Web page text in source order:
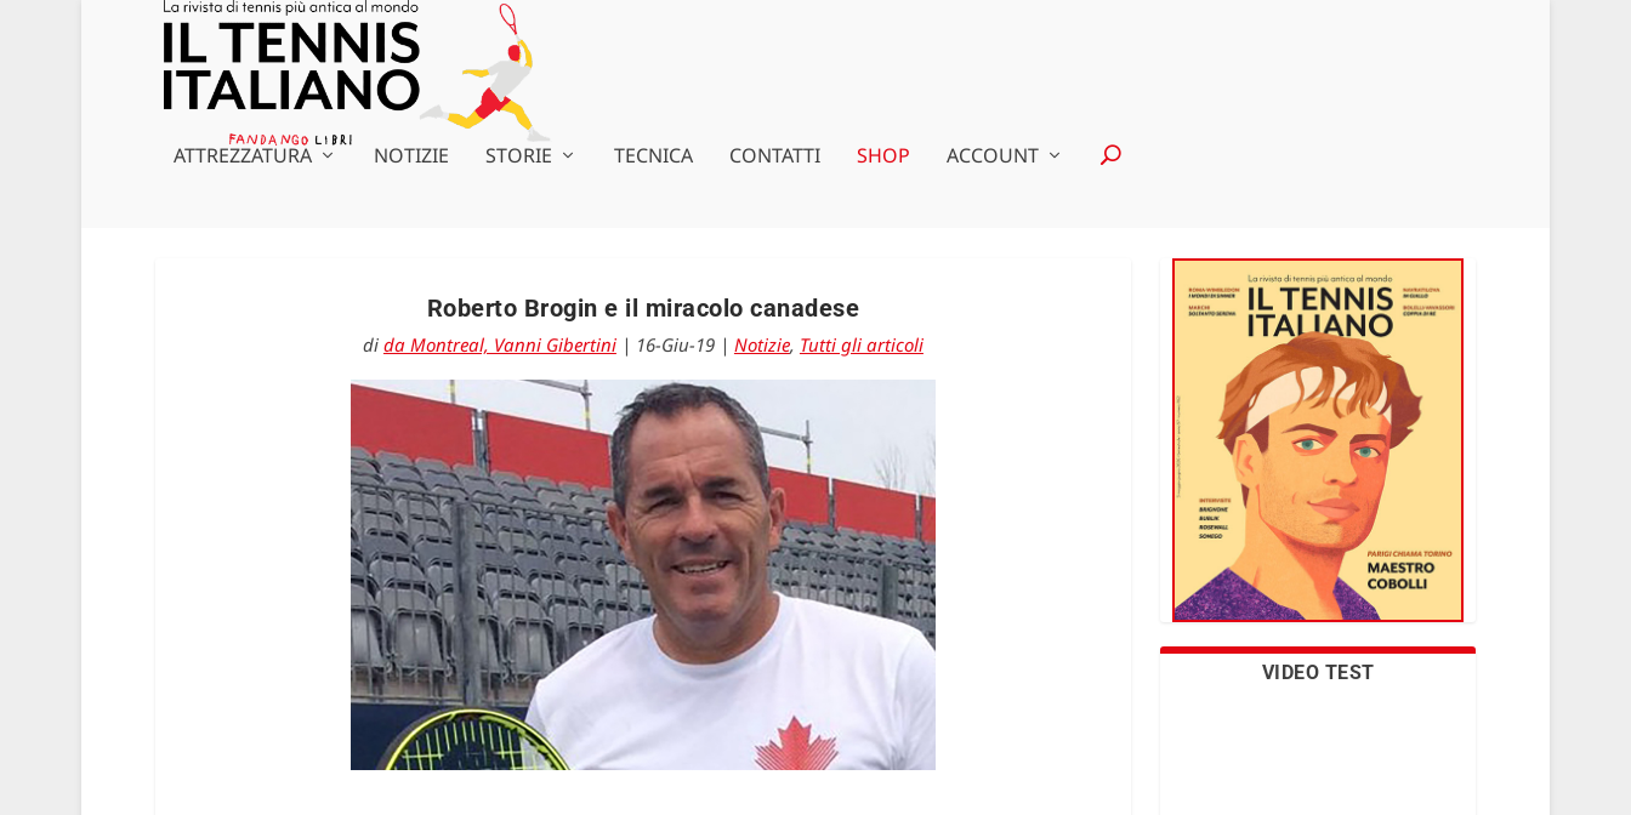
ATTREZZATURA NOTIZIE STORIE TECNICA CONTATTI SHOP ACCOUNT
Roberto Brogin e il miracolo canadese
di da Montreal, Vanni Gibertini| 16-Giu-19| Notizie, Tutti gli articoli
VIDEO TEST